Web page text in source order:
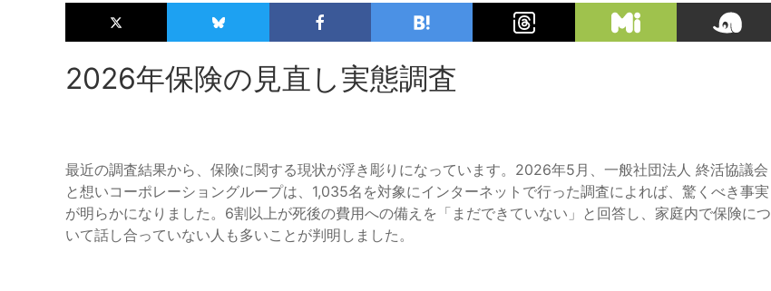
2026年保険の見直し実態調査
最近の調査結果から、保険に関する現状が浮き彫りになっています。2026年5月、一般社団法人 終活協議会
と想いコーポレーショングループは、1,035名を対象にインターネットで行った調査によれば、驚くべき事実
が明らかになりました。6割以上が死後の費用への備えを「まだできていない」と回答し、家庭内で保険につ
いて話し合っていない人も多いことが判明しました。